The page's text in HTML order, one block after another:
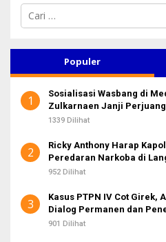
C
i
n
u
k
Populer
1
Sosialisasi Wasbang di
Zulkarnaen Janji
1339 Dilihat
2
Ricky Anthony Harap
Peredaran Narkoba di
952 Dilihat
3
Kasus PTPN IV Cot Girek,
Dialog Permanen dan
901 Dilihat